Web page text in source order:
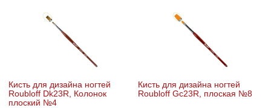
Кисть для дизайна ногтей
Roubloff Dk23R, Колонок
плоский №4
Кисть для дизайна ногтей
Roubloff Gc23R, плоская №8